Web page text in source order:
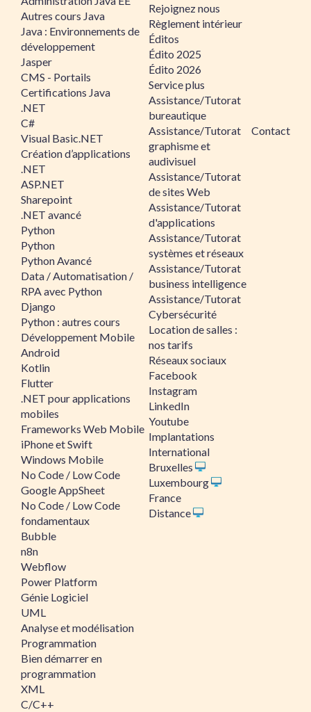
Autres cours Java
Java : Environnements de
développement
Jasper
CMS - Portails
Certifications Java
.NET
C#
Visual Basic.NET
Création d’applications
.NET
ASP.NET
Sharepoint
.NET avancé
Python
Python
Python Avancé
Data / Automatisation /
RPA avec Python
Django
Python : autres cours
Développement Mobile
Android
Kotlin
Flutter
.NET pour applications
mobiles
Frameworks Web Mobile
iPhone et Swift
Windows Mobile
No Code / Low Code
Google AppSheet
No Code / Low Code
fondamentaux
Bubble
n8n
Webflow
Power Platform
Génie Logiciel
UML
Analyse et modélisation
Programmation
Bien démarrer en
programmation
XML
C/C++
Rejoignez nous
Règlement intérieur
Éditos
Édito 2025
Édito 2026
Service plus
Assistance/Tutorat
bureautique
Assistance/Tutorat
graphisme et
audivisuel
Assistance/Tutorat
de sites Web
Assistance/Tutorat
d'applications
Assistance/Tutorat
systèmes et réseaux
Assistance/Tutorat
business intelligence
Assistance/Tutorat
Cybersécurité
Location de salles :
nos tarifs
Réseaux sociaux
Facebook
Instagram
LinkedIn
Youtube
Implantations
International
Bruxelles
Luxembourg
France
Distance
Contact